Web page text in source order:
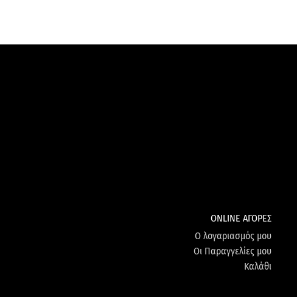
ONLINE ΑΓΟΡΕΣ
Ο λογαριασμός μου
Οι Παραγγελίες μου
Καλάθι